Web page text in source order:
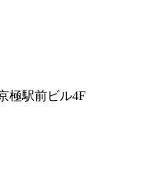
極駅前ビル4F